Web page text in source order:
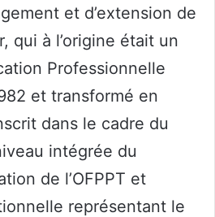
et d’extension de
qui à l’origine était un
Professionnelle
et transformé en
dans le cadre du
intégrée du
de l’OFPPT et
représentant le